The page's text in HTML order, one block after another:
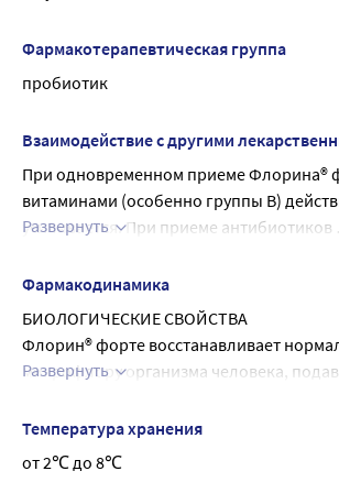
Препарат не влияет на способность
транспортными средствами,
Фармакотерапевтическая группа
пробиотик
Взаимодействие с другими
При одновременном приеме Флорина®
витаминами (особенно группы В)
усиливается. При приеме антибиотиков
антибиотика и препарата Флорин® форте
Развернуть
Фармакодинамика
БИОЛОГИЧЕСКИЕ СВОЙСТВА
Флорин® форте восстанавливает
микрофлору организма человека,
заболеваний желудочно- кишечного
дыхательных путей за счет входящих в
пробиотических бактерий:
Развернуть
Температура хранения
от 2℃ до 8℃